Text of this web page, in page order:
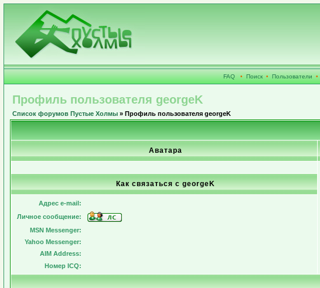
FAQ • Поиск • Пользователи •
Профиль пользователя georgeK
Список форумов Пустые Холмы » Профиль пользователя georgeK
Аватара
Как связаться с georgeK
Адрес e-mail:
Личное сообщение:
MSN Messenger:
Yahoo Messenger:
AIM Address:
Номер ICQ: